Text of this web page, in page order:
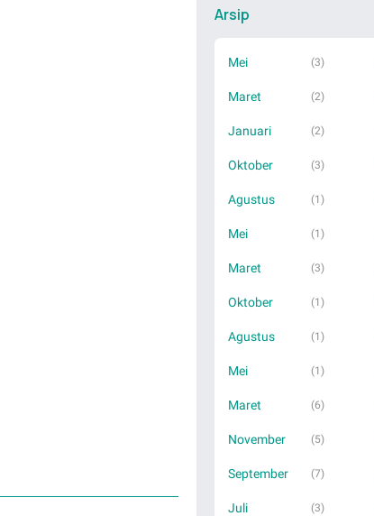
Arsip
Mei (3)
Maret (2)
Januari (2)
Oktober (3)
Agustus (1)
Mei (1)
Maret (3)
Oktober (1)
Agustus (1)
Mei (1)
Maret (6)
November (5)
September (7)
Juli (3)